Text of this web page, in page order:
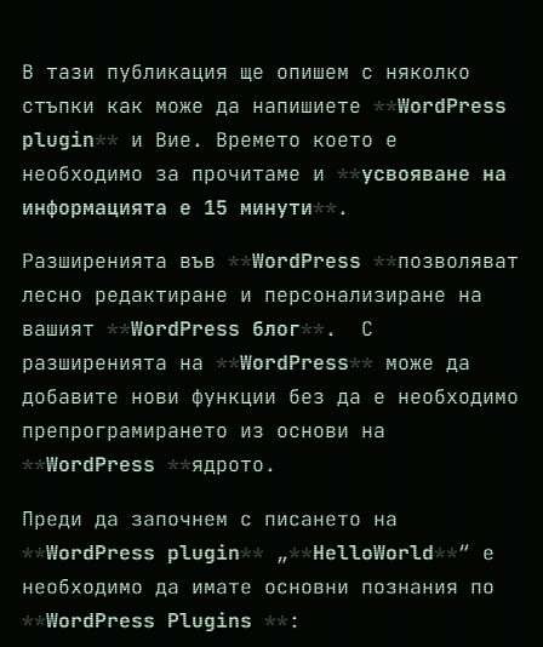
В тази публикация ще опишем с няколко
стъпки как може да напишиете
WordPress
plugin
и Вие. Времето което е
необходимо за прочитаме и
усвояване на
информацията е 15 минути
.
Разширенията във WordPress
позволяват
лесно редактиране и персонализиране на
вашият
WordPress блог
. С
разширенията на
WordPress
може да
добавите нови функции без да е необходимо
препрограмирането из основи на
WordPress
ядрото.
Преди да започнем с писането на
WordPress plugin
„ HelloWorld
“ е
необходимо да имате основни познания по
WordPress Plugins
: